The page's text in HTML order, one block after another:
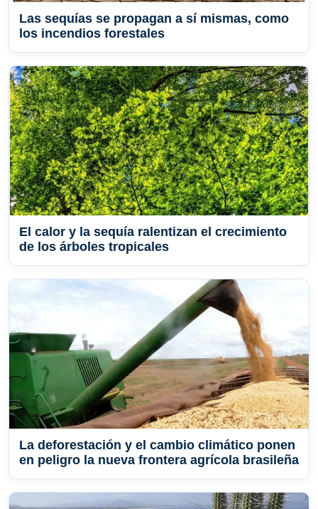
Las sequías se propagan a sí mismas, como
los incendios forestales
El calor y la sequía ralentizan el crecimiento
de los árboles tropicales
La deforestación y el cambio climático ponen
en peligro la nueva frontera agrícola brasileña